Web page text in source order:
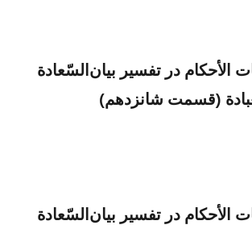
الأحکام در تفسیر بیان‌السّعادة
(قسمت شانزدهم)
الأحکام در تفسیر بیان‌السّعادة